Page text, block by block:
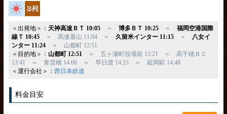
高速バス
＜出発地＞： 天神高速ＢＴ 10:05＝ 博多ＢＴ 10:25＝ 福岡空港国際
線Ｔ 10:45＝ 高速基山 11:04 ＝ 久留米インター 11:15＝
八女イ
ンター 11:24＝ 山都町 12:51
＜目的地＞： 山都町 12:51＝ 五ヶ瀬町役場前 13:21 ＝ 高千穂ＢＣ
13:41 ＝ 青雲橋 14:06 ＝ 早日渡 14:23 ＝ 延岡駅 14:48
＜運行会社＞： 西日本鉄道
料金目安